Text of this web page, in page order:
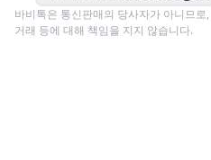
바비톡은 통신판매의 당사자가 아니므
거래 등에 대해 책임을 지지 않습니다.